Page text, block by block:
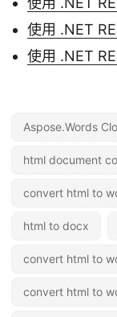
使用 .NET
使用 .NET
Aspose.Words
html document
convert html to
html to docx
convert html to
convert html to